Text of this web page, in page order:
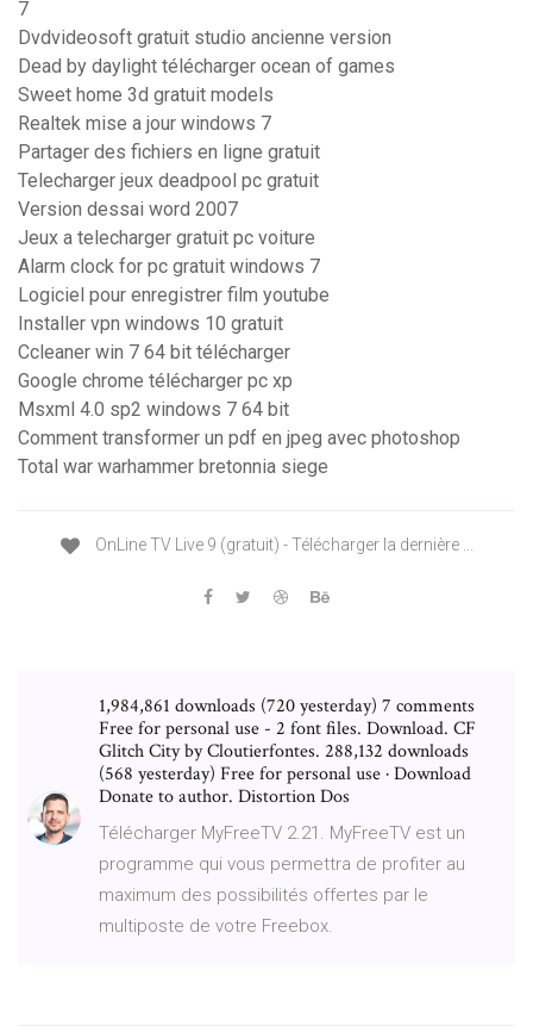
7
Dvdvideosoft gratuit studio ancienne version
Dead by daylight télécharger ocean of games
Sweet home 3d gratuit models
Realtek mise a jour windows 7
Partager des fichiers en ligne gratuit
Telecharger jeux deadpool pc gratuit
Version dessai word 2007
Jeux a telecharger gratuit pc voiture
Alarm clock for pc gratuit windows 7
Logiciel pour enregistrer film youtube
Installer vpn windows 10 gratuit
Ccleaner win 7 64 bit télécharger
Google chrome télécharger pc xp
Msxml 4.0 sp2 windows 7 64 bit
Comment transformer un pdf en jpeg avec photoshop
Total war warhammer bretonnia siege
OnLine TV Live 9 (gratuit) - Télécharger la dernière ...
1,984,861 downloads (720 yesterday) 7 comments
Free for personal use - 2 font files. Download. CF
Glitch City by Cloutierfontes. 288,132 downloads
(568 yesterday) Free for personal use · Download
Donate to author. Distortion Dos
Télécharger MyFreeTV 2.21. MyFreeTV est un
programme qui vous permettra de profiter au
maximum des possibilités offertes par le
multiposte de votre Freebox.